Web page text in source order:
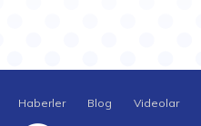
Haberler Blog Videolar